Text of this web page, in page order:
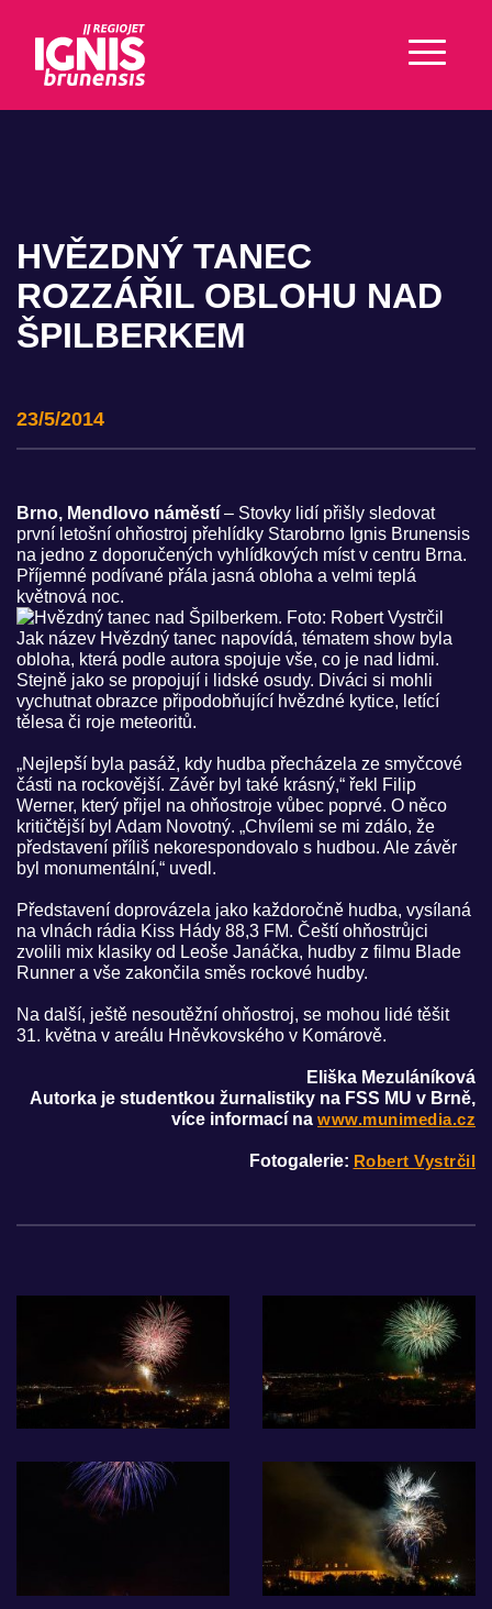
HVĚZDNÝ TANEC
ROZZÁŘIL OBLOHU NAD
ŠPILBERKEM
23/5/2014
Brno, Mendlovo náměstí – Stovky lidí přišly sledovat
první letošní ohňostroj přehlídky Starobrno Ignis Brunensis
na jedno z doporučených vyhlídkových míst v centru Brna.
Příjemné podívané přála jasná obloha a velmi teplá
květnová noc.
Jak název Hvězdný tanec napovídá, tématem show byla
obloha, která podle autora spojuje vše, co je nad lidmi.
Stejně jako se propojují i lidské osudy. Diváci si mohli
vychutnat obrazce připodobňující hvězdné kytice, letící
tělesa či roje meteoritů.
„Nejlepší byla pasáž, kdy hudba přecházela ze smyčcové
části na rockovější. Závěr byl také krásný,“ řekl Filip
Werner, který přijel na ohňostroje vůbec poprvé. O něco
kritičtější byl Adam Novotný. „Chvílemi se mi zdálo, že
představení příliš nekorespondovalo s hudbou. Ale závěr
byl monumentální,“ uvedl.
Představení doprovázela jako každoročně hudba, vysílaná
na vlnách rádia Kiss Hády 88,3 FM. Čeští ohňostrůjci
zvolili mix klasiky od Leoše Janáčka, hudby z filmu Blade
Runner a vše zakončila směs rockové hudby.
Na další, ještě nesoutěžní ohňostroj, se mohou lidé těšit
31. května v areálu Hněvkovského v Komárově.
Eliška Mezuláníková
Autorka je studentkou žurnalistiky na FSS MU v Brně,
více informací na www.munimedia.cz
Fotogalerie: Robert Vystrčil